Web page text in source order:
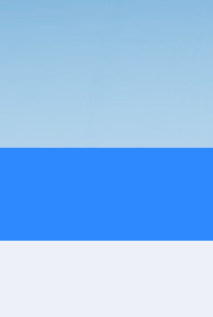
供应四川成都一体化